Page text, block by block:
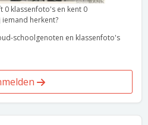
0 klassenfoto's en kent 0
herkent?
schoolgenoten en klassenfoto's